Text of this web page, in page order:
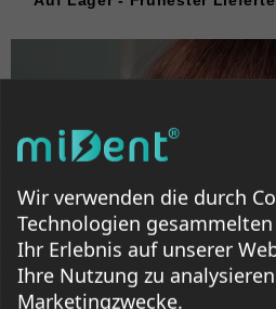
Wir verwenden die durch
Technologien
Ihr Erlebnis auf unserer
Ihre Nutzung zu
Marketingzwecke.